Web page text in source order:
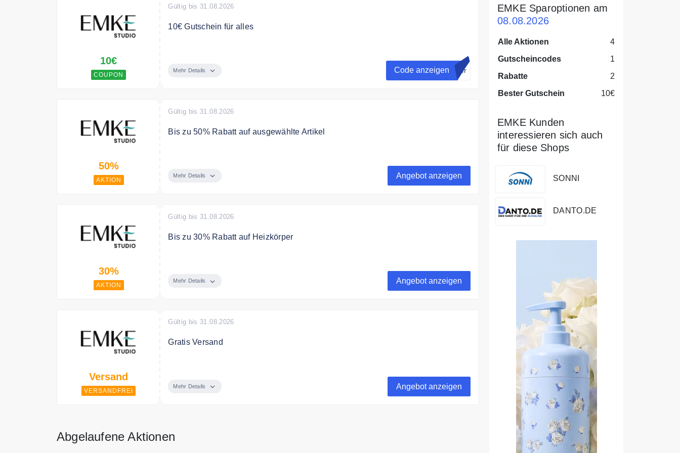
10€
COUPON
Gültig bis 31.08.2026
10€ Gutschein für alles
Mehr Details Code anzeigen tter
50%
AKTION
Gültig bis 31.08.2026
Bis zu 50% Rabatt auf ausgewählte Artikel
Mehr Details Angebot anzeigen
30%
AKTION
Gültig bis 31.08.2026
Bis zu 30% Rabatt auf Heizkörper
Mehr Details Angebot anzeigen
Versand
VERSANDFREI
Gültig bis 31.08.2026
Gratis Versand
Mehr Details Angebot anzeigen
Abgelaufene Aktionen
EMKE Sparoptionen am
08.08.2026
Alle Aktionen
4
Gutscheincodes
1
Rabatte
2
Bester Gutschein
10€
EMKE Kunden
interessieren sich auch
für diese Shops
SONNI
DANTO.DE